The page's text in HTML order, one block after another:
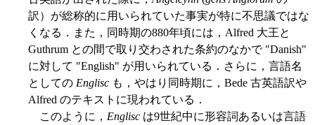
訳）が総称的に用いられていた事実が特に不思議ではな
くなる．また，同時期の880年頃には，Alfred 大王と
Guthrum との間で取り交わされた条約のなかで "Danish"
に対して "English" が用いられている．さらに，言語名
としての Englisc も，やはり同時期に，Bede 古英語訳や
Alfred のテキストに現われている．
このように， Englisc は9世紀中に形容詞あるいは言語